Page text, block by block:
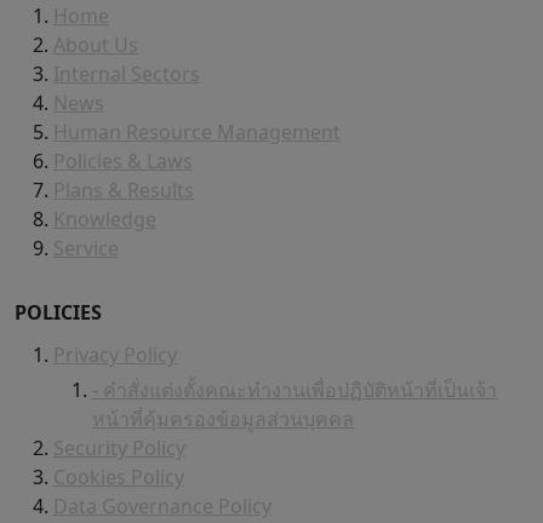
Home
About Us
Internal Sectors
News
Human Resource Management
Policies & Laws
Plans & Results
Knowledge
Service
POLICIES
Privacy Policy
- คำสั่งแต่งตั้งคณะทำงานเพื่อปฏิบัติหน้าที่เป็นเจ้า
หน้าที่คุ้มครองข้อมูลส่วนบุคคล
Security Policy
Cookies Policy
Data Governance Policy